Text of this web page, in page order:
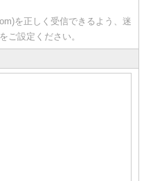
を正しく受信できるよう、迷
ご設定ください。